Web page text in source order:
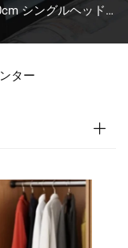
シングルヘッド DTF プリンター
ター